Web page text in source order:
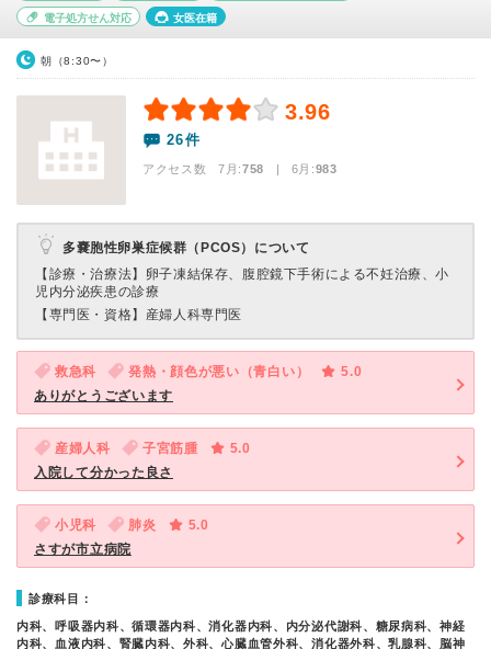
電子処方せん対応 女医在籍
朝（8:30〜）
3.96
26件
アクセス数 7月:758 | 6月:983
多嚢胞性卵巣症候群（PCOS）について
【診療・治療法】 卵子凍結保存、腹腔鏡下手術による不妊治療、小
児内分泌疾患の診療
【専門医・資格】 産婦人科専門医
救急科 発熱・顔色が悪い（青白い）
5.0
ありがとうございます
産婦人科 子宮筋腫
5.0
入院して分かった良さ
小児科 肺炎
5.0
さすが市立病院
診療科目：
内科、呼吸器内科、循環器内科、消化器内科、内分泌代謝科、糖尿病科、神経
内科、血液内科、腎臓内科、外科、心臓血管外科、消化器外科、乳腺科、脳神